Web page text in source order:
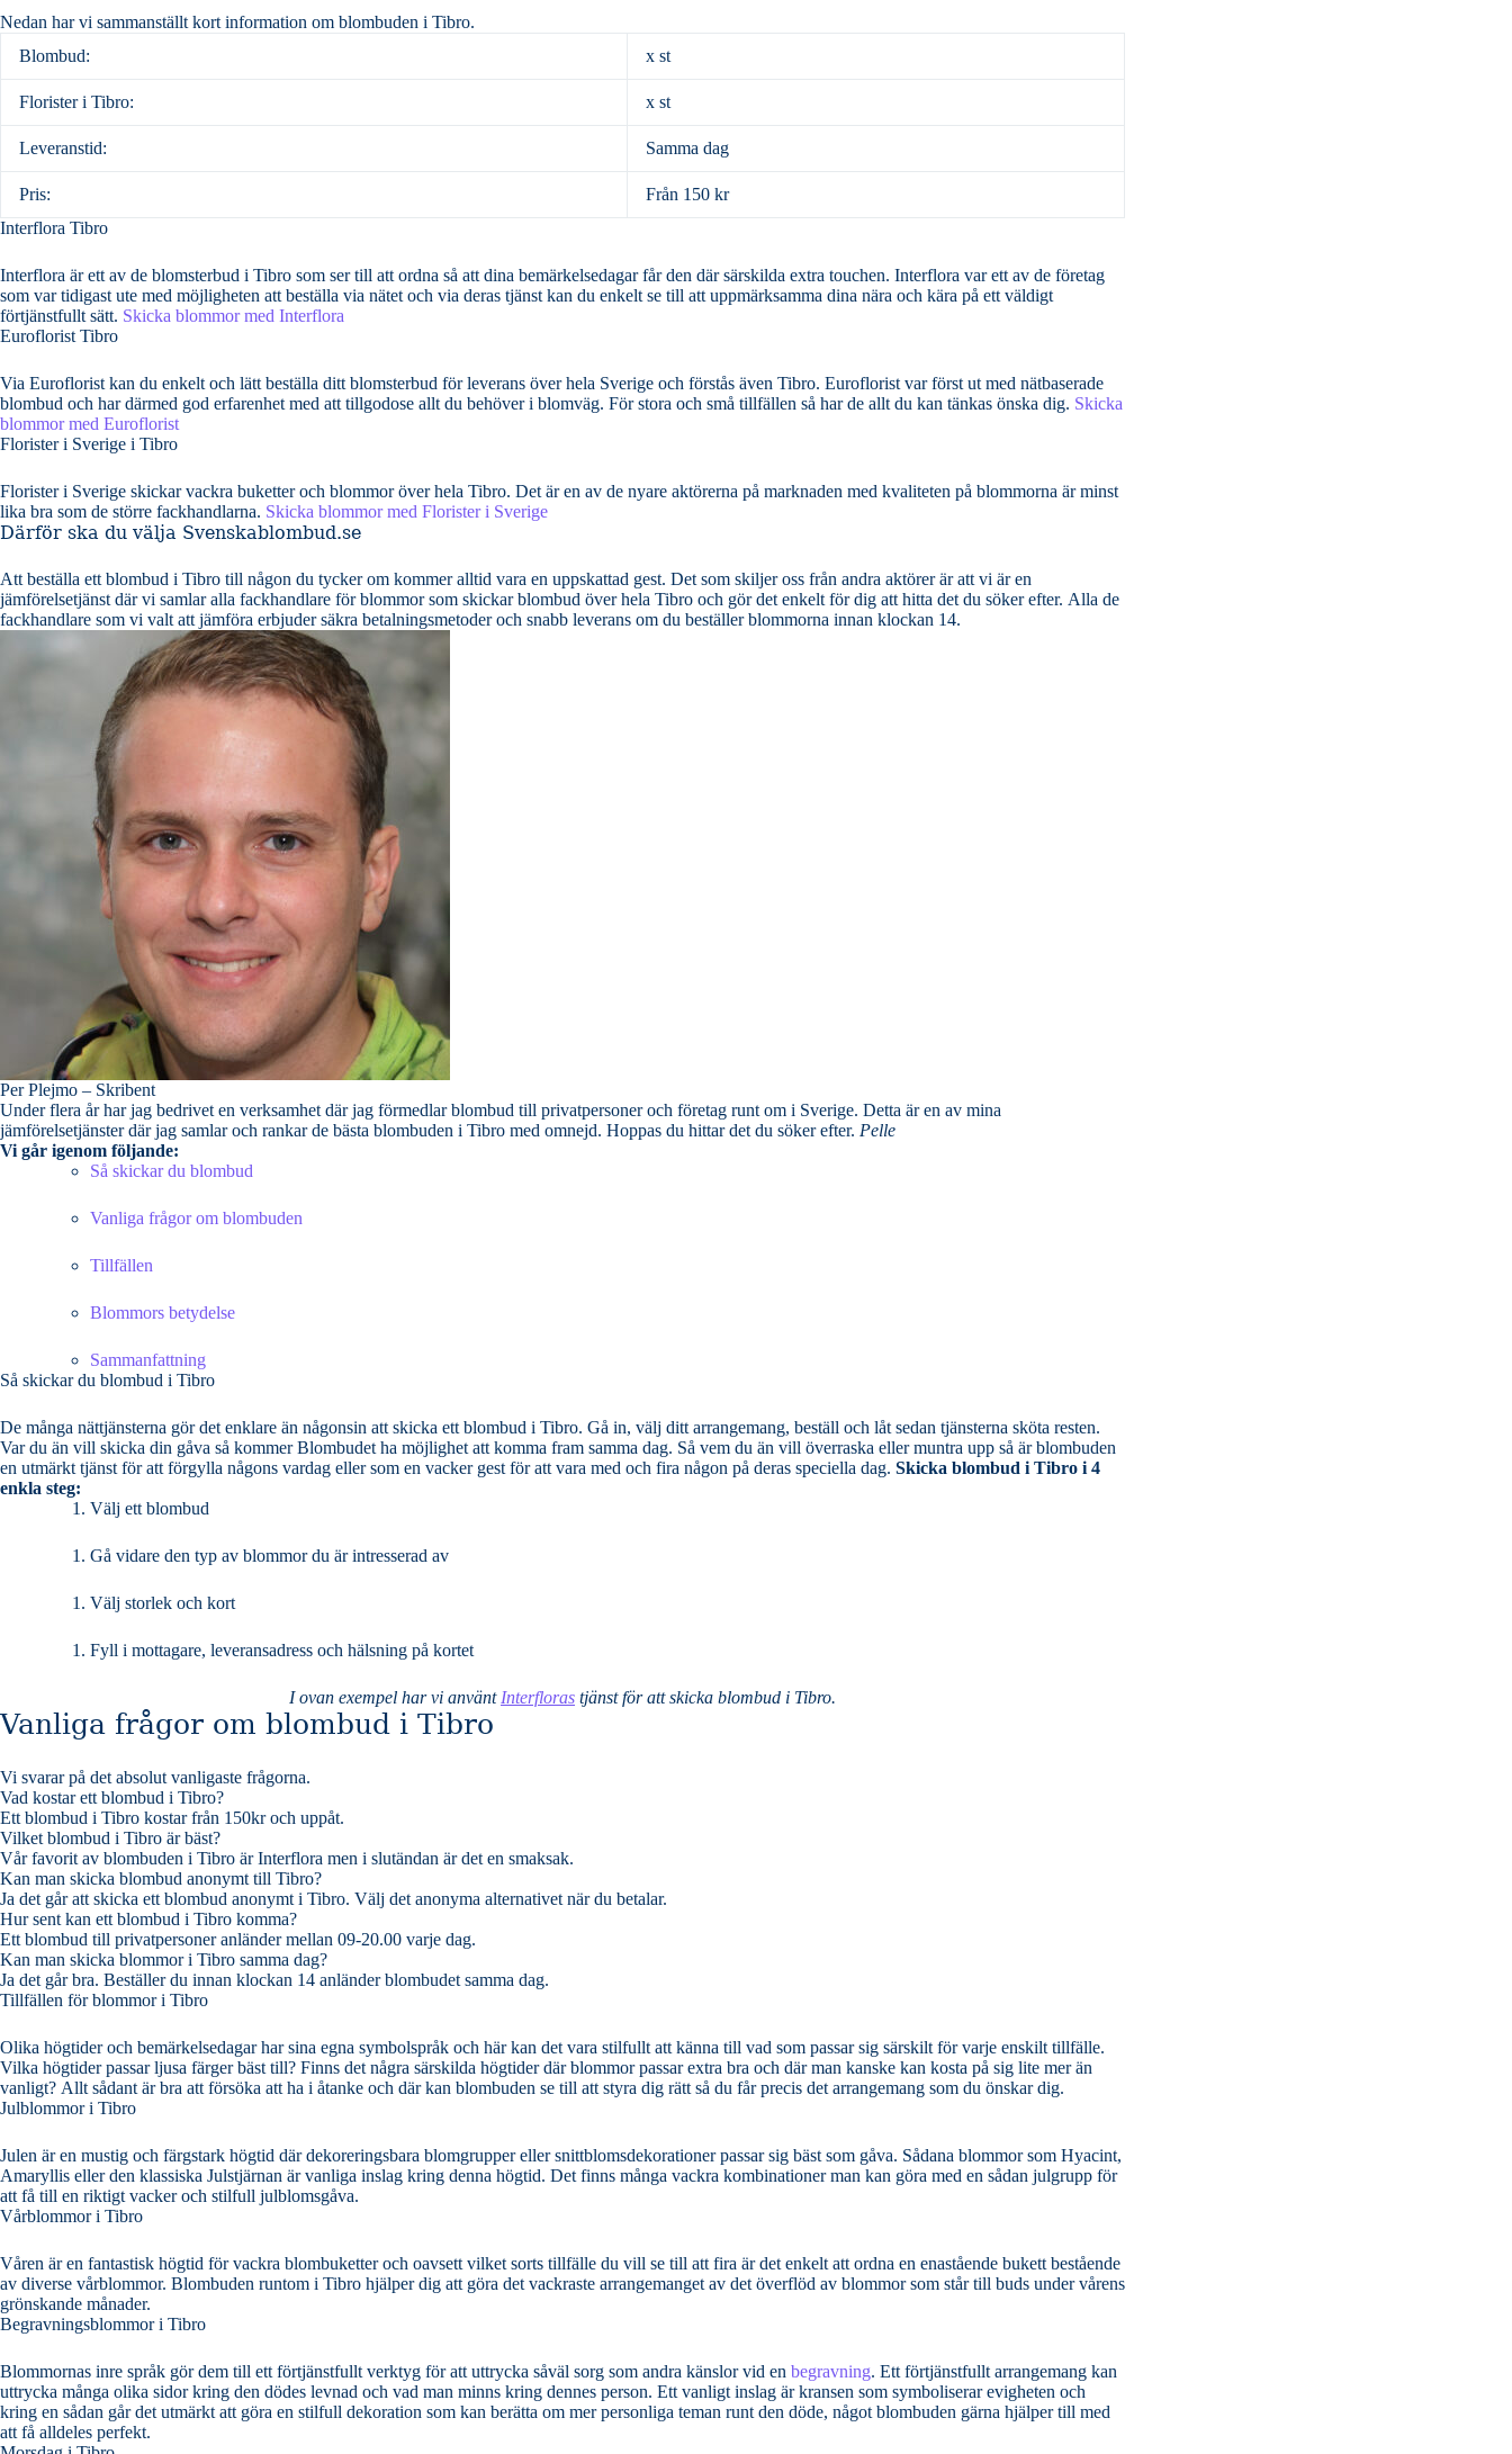
Nedan har vi sammanställt kort information om blombuden i Tibro.
Blombud:
x st
Florister i Tibro: x st
Leveranstid: Samma dag
Pris:
Från 150 kr
Interflora Tibro
Interflora är ett av de blomsterbud i Tibro som ser till att ordna så att dina bemärkelsedagar får den där särskilda extra touchen. Interflora var ett av de företag
som var tidigast ute med möjligheten att beställa via nätet och via deras tjänst kan du enkelt se till att uppmärksamma dina nära och kära på ett väldigt
förtjänstfullt sätt. Skicka blommor med Interflora
Euroflorist Tibro
Via Euroflorist kan du enkelt och lätt beställa ditt blomsterbud för leverans över hela Sverige och förstås även Tibro. Euroflorist var först ut med nätbaserade
blombud och har därmed god erfarenhet med att tillgodose allt du behöver i blomväg. För stora och små tillfällen så har de allt du kan tänkas önska dig. Skicka
blommor med Euroflorist
Florister i Sverige i Tibro
Florister i Sverige skickar vackra buketter och blommor över hela Tibro. Det är en av de nyare aktörerna på marknaden med kvaliteten på blommorna är minst
lika bra som de större fackhandlarna. Skicka blommor med Florister i Sverige
Därför ska du välja Svenskablombud.se
Att beställa ett blombud i Tibro till någon du tycker om kommer alltid vara en uppskattad gest. Det som skiljer oss från andra aktörer är att vi är en
jämförelsetjänst där vi samlar alla fackhandlare för blommor som skickar blombud över hela Tibro och gör det enkelt för dig att hitta det du söker efter. Alla de
fackhandlare som vi valt att jämföra erbjuder säkra betalningsmetoder och snabb leverans om du beställer blommorna innan klockan 14.
Per Plejmo – Skribent
Under flera år har jag bedrivet en verksamhet där jag förmedlar blombud till privatpersoner och företag runt om i Sverige. Detta är en av mina
jämförelsetjänster där jag samlar och rankar de bästa blombuden i Tibro med omnejd. Hoppas du hittar det du söker efter. Pelle
Vi går igenom följande:
Så skickar du blombud
Vanliga frågor om blombuden
Tillfällen
Blommors betydelse
Sammanfattning
Så skickar du blombud i Tibro
De många nättjänsterna gör det enklare än någonsin att skicka ett blombud i Tibro. Gå in, välj ditt arrangemang, beställ och låt sedan tjänsterna sköta resten.
Var du än vill skicka din gåva så kommer Blombudet ha möjlighet att komma fram samma dag. Så vem du än vill överraska eller muntra upp så är blombuden
en utmärkt tjänst för att förgylla någons vardag eller som en vacker gest för att vara med och fira någon på deras speciella dag. Skicka blombud i Tibro i 4
enkla steg:
Välj ett blombud
Gå vidare den typ av blommor du är intresserad av
Välj storlek och kort
Fyll i mottagare, leveransadress och hälsning på kortet
I ovan exempel har vi använt Interfloras tjänst för att skicka blombud i Tibro.
Vanliga frågor om blombud i Tibro
Vi svarar på det absolut vanligaste frågorna.
Vad kostar ett blombud i Tibro?
Ett blombud i Tibro kostar från 150kr och uppåt.
Vilket blombud i Tibro är bäst?
Vår favorit av blombuden i Tibro är Interflora men i slutändan är det en smaksak.
Kan man skicka blombud anonymt till Tibro?
Ja det går att skicka ett blombud anonymt i Tibro. Välj det anonyma alternativet när du betalar.
Hur sent kan ett blombud i Tibro komma?
Ett blombud till privatpersoner anländer mellan 09-20.00 varje dag.
Kan man skicka blommor i Tibro samma dag?
Ja det går bra. Beställer du innan klockan 14 anländer blombudet samma dag.
Tillfällen för blommor i Tibro
Olika högtider och bemärkelsedagar har sina egna symbolspråk och här kan det vara stilfullt att känna till vad som passar sig särskilt för varje enskilt tillfälle.
Vilka högtider passar ljusa färger bäst till? Finns det några särskilda högtider där blommor passar extra bra och där man kanske kan kosta på sig lite mer än
vanligt? Allt sådant är bra att försöka att ha i åtanke och där kan blombuden se till att styra dig rätt så du får precis det arrangemang som du önskar dig.
Julblommor i Tibro
Julen är en mustig och färgstark högtid där dekoreringsbara blomgrupper eller snittblomsdekorationer passar sig bäst som gåva. Sådana blommor som Hyacint,
Amaryllis eller den klassiska Julstjärnan är vanliga inslag kring denna högtid. Det finns många vackra kombinationer man kan göra med en sådan julgrupp för
att få till en riktigt vacker och stilfull julblomsgåva.
Vårblommor i Tibro
Våren är en fantastisk högtid för vackra blombuketter och oavsett vilket sorts tillfälle du vill se till att fira är det enkelt att ordna en enastående bukett bestående
av diverse vårblommor. Blombuden runtom i Tibro hjälper dig att göra det vackraste arrangemanget av det överflöd av blommor som står till buds under vårens
grönskande månader.
Begravningsblommor i Tibro
Blommornas inre språk gör dem till ett förtjänstfullt verktyg för att uttrycka såväl sorg som andra känslor vid en begravning. Ett förtjänstfullt arrangemang kan
uttrycka många olika sidor kring den dödes levnad och vad man minns kring dennes person. Ett vanligt inslag är kransen som symboliserar evigheten och
kring en sådan går det utmärkt att göra en stilfull dekoration som kan berätta om mer personliga teman runt den döde, något blombuden gärna hjälper till med
att få alldeles perfekt.